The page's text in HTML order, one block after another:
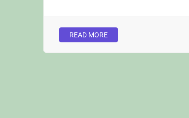
READ MORE